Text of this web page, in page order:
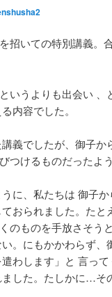
招いての特別講義。
いうよりも出会い
内容でした。
義でしたが、御子か
つけるものだったよ
に、私たちは 御子
おられました。たと
のものを手放さそう
。にもかかわらず、
わします」と 言っ
した。たしかに…そ